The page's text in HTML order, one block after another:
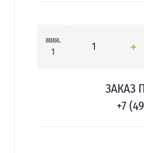
мин.
1
ЗАКАЗ
+7